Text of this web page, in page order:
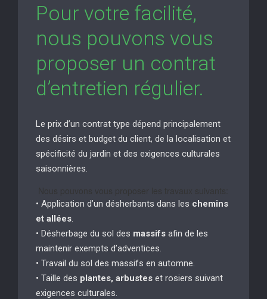
Pour votre facilité,
nous pouvons vous
proposer un contrat
d’entretien régulier.
Le prix d’un contrat type dépend principalement
des désirs et budget du client, de la localisation et
spécificité du jardin et des exigences culturales
saisonnières.
• Application d’un désherbants dans les chemins
et allées
• Désherbage du sol des massifs afin de les
maintenir exempts d’adventices.
• Travail du sol des massifs en automne.
• Taille des plantes, arbustes et rosiers suivant
exigences culturales.